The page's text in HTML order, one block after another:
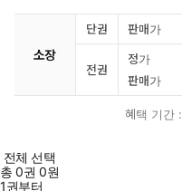
소장
단권 판매가
전권
정가
판매가
혜택 기간 :
전체 선택
총0권 0원
1권부터